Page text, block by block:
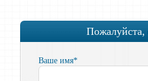
Пожалуйста,
Ваше имя*